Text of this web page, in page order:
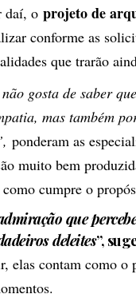
daí, o projeto de
conforme as
que trarão
gosta de saber
mas também
ponderam as
muito bem
cumpre o
que
deleites”,
elas contam como